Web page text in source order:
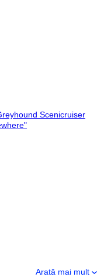
Scenicruiser
Arată mai mult